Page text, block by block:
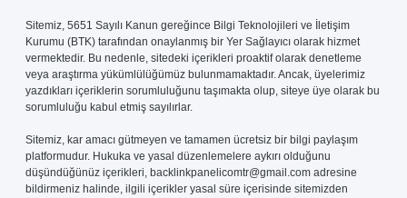
Sitemiz, 5651 Sayılı Kanun gereğince Bilgi Teknolojileri ve İletişim
Kurumu (BTK) tarafından onaylanmış bir Yer Sağlayıcı olarak hizmet
vermektedir. Bu nedenle, sitedeki içerikleri proaktif olarak denetleme
veya araştırma yükümlülüğümüz bulunmamaktadır. Ancak, üyelerimiz
yazdıkları içeriklerin sorumluluğunu taşımakta olup, siteye üye olarak bu
sorumluluğu kabul etmiş sayılırlar.
Sitemiz, kar amacı gütmeyen ve tamamen ücretsiz bir bilgi paylaşım
platformudur. Hukuka ve yasal düzenlemelere aykırı olduğunu
düşündüğünüz içerikleri, backlinkpanelicomtr@gmail.com adresine
bildirmeniz halinde, ilgili içerikler yasal süre içerisinde sitemizden